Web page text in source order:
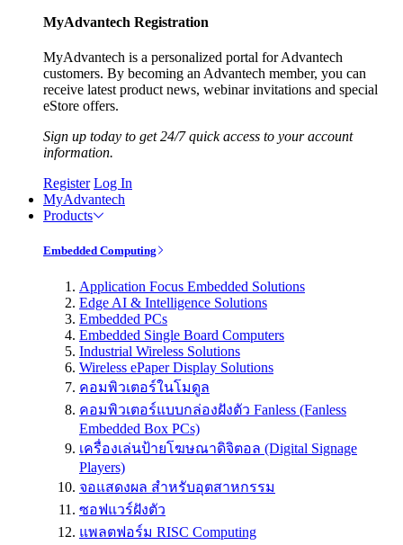
MyAdvantech Registration
MyAdvantech is a personalized portal for Advantech
customers. By becoming an Advantech member, you can
receive latest product news, webinar invitations and special
eStore offers.
Sign up today to get 24/7 quick access to your account
information.
Register Log In
MyAdvantech
Products
Embedded Computing
Application Focus Embedded Solutions
Edge AI & Intelligence Solutions
Embedded PCs
Embedded Single Board Computers
Industrial Wireless Solutions
Wireless ePaper Display Solutions
คอมพิวเตอร์ในโมดูล
คอมพิวเตอร์แบบกล่องฝังตัว Fanless (Fanless
Embedded Box PCs)
เครื่องเล่นป้ายโฆษณาดิจิตอล (Digital Signage
Players)
จอแสดงผล สำหรับอุตสาหกรรม
ซอฟแวร์ฝังตัว
แพลตฟอร์ม RISC Computing